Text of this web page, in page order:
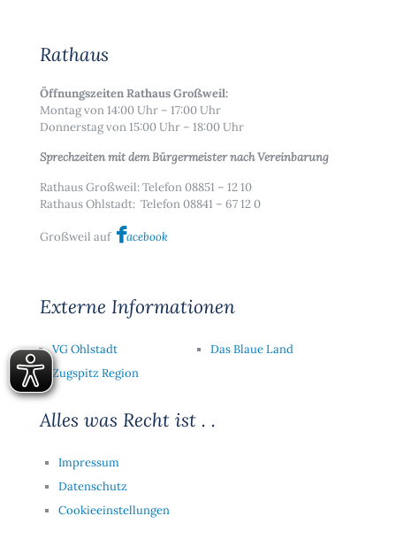
Rathaus
Öffnungszeiten Rathaus Großweil:
Montag von 14:00 Uhr – 17:00 Uhr
Donnerstag von 15:00 Uhr – 18:00 Uhr
Sprechzeiten mit dem Bürgermeister nach Vereinbarung
Rathaus Großweil: Telefon 08851 – 12 10
Rathaus Ohlstadt: Telefon 08841 – 67 12 0
Großweil auf acebook
Externe Informationen
VG Ohlstadt
Zugspitz Region
Das Blaue Land
Alles was Recht ist . .
Impressum
Datenschutz
Cookieeinstellungen